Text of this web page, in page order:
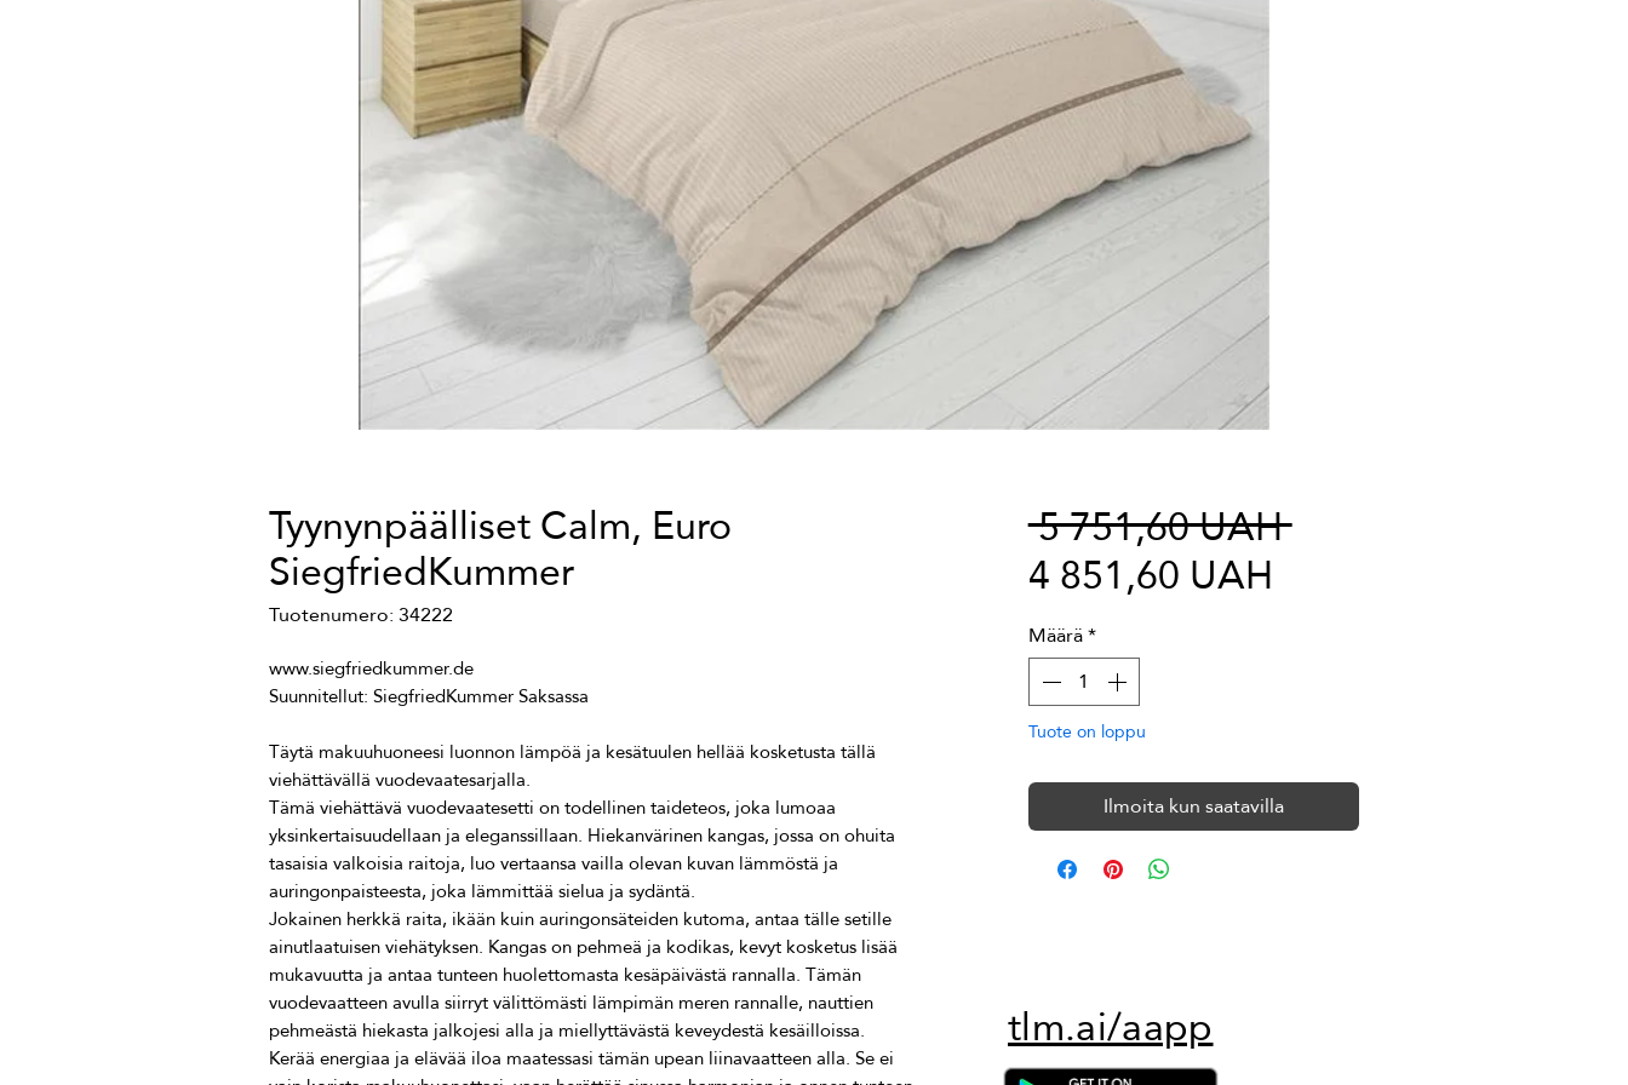
Tyynynpäälliset Calm, Euro
SiegfriedKummer
Tuotenumero: 34222
Täytä makuuhuoneesi luonnon lämpöä ja kesätuulen hellää kosketusta tällä
Tämä viehättävä vuodevaatesetti on todellinen taideteos, joka lumoaa
yksinkertaisuudellaan ja eleganssillaan. Hiekanvärinen kangas, jossa on ohuita
tasaisia valkoisia raitoja, luo vertaansa vailla olevan kuvan lämmöstä ja
Jokainen herkkä raita, ikään kuin auringonsäteiden kutoma, antaa tälle setille
ainutlaatuisen viehätyksen. Kangas on pehmeä ja kodikas, kevyt kosketus lisää
mukavuutta ja antaa tunteen huolettomasta kesäpäivästä rannalla. Tämän
vuodevaatteen avulla siirryt välittömästi lämpimän meren rannalle, nauttien
Kerää energiaa ja elävää iloa maatessasi tämän upean liinavaatteen alla. Se ei
5 751,60 UAH Normaali
4 851,60 UAH
Määrä*
Tuote on loppu
Ilmoita kun saatavilla
tlm.ai/aapp